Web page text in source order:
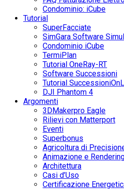
Condominio: iCube
Tutorial
SuperFacciate
SimGara Software
Condominio iCube
TermiPlan
Tutorial OneRay-RT
Software Successioni
Tutorial
DJI Phantom 4
Argomenti
3DMakerpro Eagle
Rilievi con Matterport
Eventi
Superbonus
Agricoltura di
Animazione e
Architettura
Casi d’Uso
Certificazione